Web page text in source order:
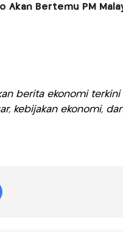
Akan Bertemu PM
berita ekonomi
kebijakan ekonomi,